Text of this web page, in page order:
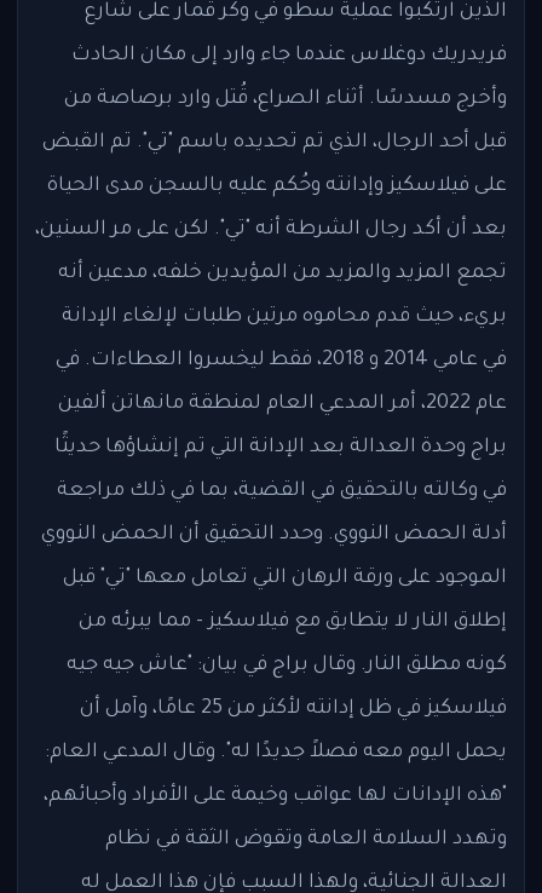
الذين ارتكبوا عملية سطو في وكر قمار على شارع
فريدريك دوغلاس عندما جاء وارد إلى مكان الحادث
وأخرج مسدسًا. أثناء الصراع، قُتل وارد برصاصة من
قبل أحد الرجال، الذي تم تحديده باسم "تي". تم القبض
على فيلاسكيز وإدانته وحُكم عليه بالسجن مدى الحياة
بعد أن أكد رجال الشرطة أنه "تي". لكن على مر السنين،
تجمع المزيد والمزيد من المؤيدين خلفه، مدعين أنه
بريء، حيث قدم محاموه مرتين طلبات لإلغاء الإدانة
في عامي 2014 و 2018، فقط ليخسروا العطاءات. في
عام 2022، أمر المدعي العام لمنطقة مانهاتن ألفين
براج وحدة العدالة بعد الإدانة التي تم إنشاؤها حديثًا
في وكالته بالتحقيق في القضية، بما في ذلك مراجعة
أدلة الحمض النووي. وحدد التحقيق أن الحمض النووي
الموجود على ورقة الرهان التي تعامل معها "تي" قبل
إطلاق النار لا يتطابق مع فيلاسكيز - مما يبرئه من
كونه مطلق النار. وقال براج في بيان: "عاش جيه جيه
فيلاسكيز في ظل إدانته لأكثر من 25 عامًا، وآمل أن
يحمل اليوم معه فصلاً جديدًا له". وقال المدعي العام:
"هذه الإدانات لها عواقب وخيمة على الأفراد وأحبائهم،
وتهدد السلامة العامة وتقوض الثقة في نظام
العدالة الجنائية، ولهذا السبب فإن هذا العمل له